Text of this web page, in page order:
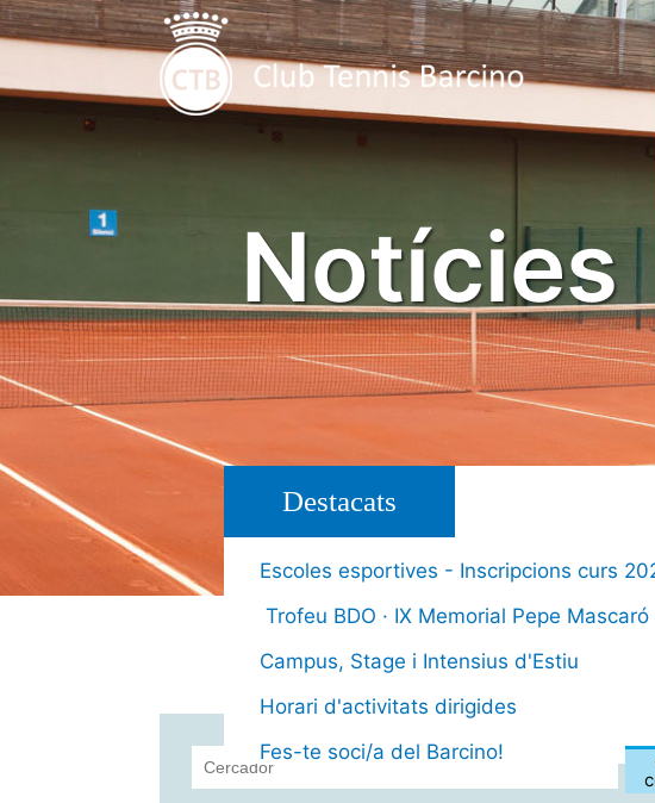
Destacats
Escoles esportives - Inscripcions curs
Trofeu BDO · IX Memorial Pepe
Campus, Stage i Intensius d'Estiu
Horari d'activitats dirigides
Fes-te soci/a del Barcino!
Notícies